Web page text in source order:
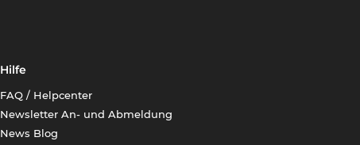
Hilfe
FAQ / Helpcenter
Newsletter An- und Abmeldung
News Blog